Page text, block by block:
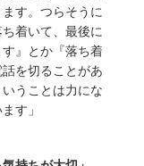
す。つらそうに
着いて、最後に
』とか『落ち着
を切ることがあ
うことは力にな
す」